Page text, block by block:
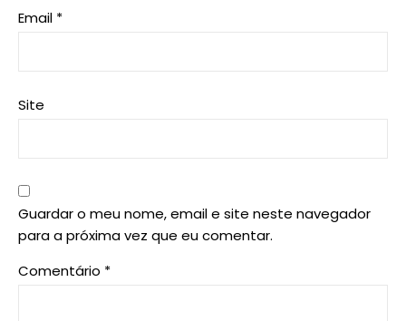
Email *
Site
Guardar o meu nome, email e site neste navegador
para a próxima vez que eu comentar.
Comentário *